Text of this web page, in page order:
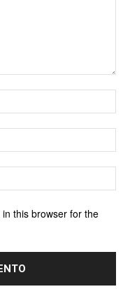
this browser for the